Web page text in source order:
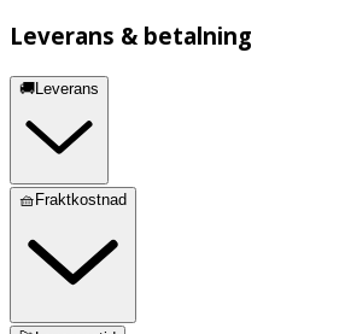
Leverans & betalning
🚚Leverans
🧺Fraktkostnad